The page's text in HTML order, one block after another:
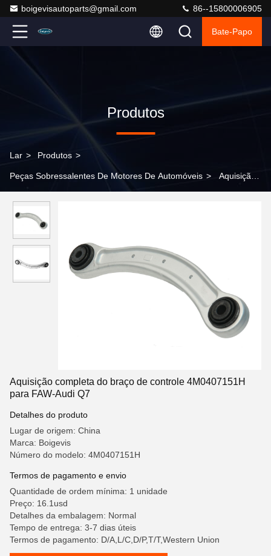
boigevisautoparts@gmail.com 86--15800006905
Bate-Papo
Produtos
Lar > Produtos >
Peças Sobressalentes De Motores De Automóveis > Aquisição
Aquisição completa do braço de controle 4M0407151H
para FAW-Audi Q7
Detalhes do produto
Lugar de origem: China
Marca: Boigevis
Número do modelo: 4M0407151H
Termos de pagamento e envio
Quantidade de ordem mínima: 1 unidade
Preço: 16.1usd
Detalhes da embalagem: Normal
Tempo de entrega: 3-7 dias úteis
Termos de pagamento: D/A,L/C,D/P,T/T,Western Union